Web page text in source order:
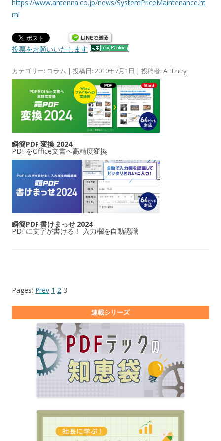
https://www.antenna.co.jp/news/SystemPriceMaintenance.ht
ml
投票をお願いいたします
カテゴリー: コラム | 投稿日: 2010年7月1日 | 投稿者: AHEntry
瞬簡PDF 変換 2024
PDFをOffice文書へ高精度変換
瞬簡PDF 書けまっせ 2024
PDFに文字が書ける！ 入力欄を自動認識
Pages: Prev 1 2 3
連載シリーズ